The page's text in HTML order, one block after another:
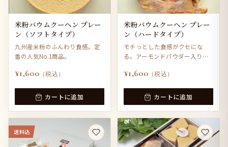
米粉バウムクーヘン プレー
ン（ソフトタイプ）
九州産米粉のふんわり食感。定
番の人気No.1商品。
¥1,600 （税込）
カートに追加
米粉バウムクーヘン プレー
ン（ハードタイプ）
モチっとした食感がクセにな
る。アーモンドパウダー入りで
¥1,600 （税込）
カートに追加
送料込